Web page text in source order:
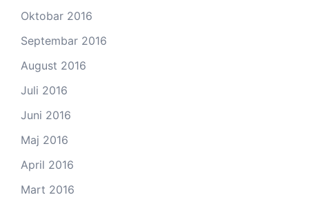
Oktobar 2016
Septembar 2016
August 2016
Juli 2016
Juni 2016
Maj 2016
April 2016
Mart 2016